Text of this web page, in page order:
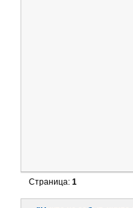
Страница:1